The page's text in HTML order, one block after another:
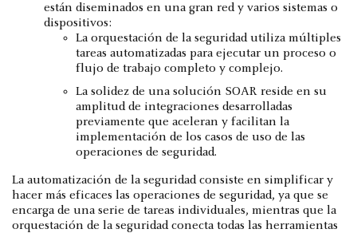
están diseminados en una gran red y varios sistemas o
dispositivos:
La orquestación de la seguridad utiliza múltiples
tareas automatizadas para ejecutar un proceso o
flujo de trabajo completo y complejo.
La solidez de una solución SOAR reside en su
amplitud de integraciones desarrolladas
previamente que aceleran y facilitan la
implementación de los casos de uso de las
operaciones de seguridad.
La automatización de la seguridad consiste en simplificar y
hacer más eficaces las operaciones de seguridad, ya que se
encarga de una serie de tareas individuales, mientras que la
orquestación de la seguridad conecta todas las herramientas